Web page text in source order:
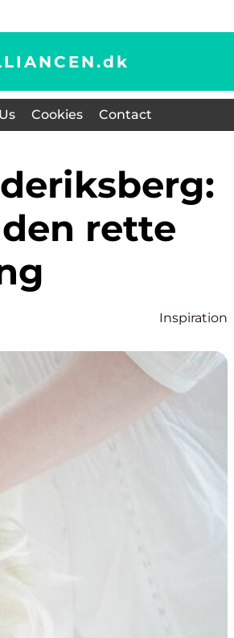
dk
Cookies Contact
rette
Inspiration